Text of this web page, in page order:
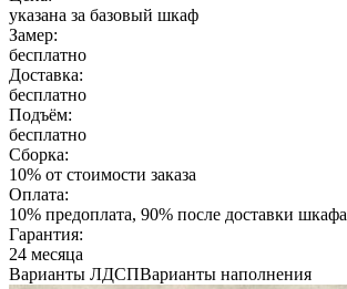
указана за базовый шкаф
Замер:
бесплатно
Доставка:
бесплатно
Подъём:
бесплатно
Сборка:
10% от стоимости заказа
Оплата:
10% предоплата, 90% после доставки шкафа
Гарантия:
24 месяца
Варианты ЛДСПВарианты наполнения